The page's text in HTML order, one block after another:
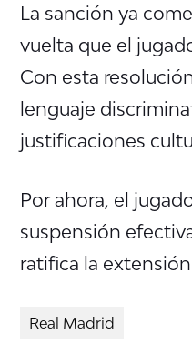
La sanción ya
vuelta que el
Con esta
lenguaje
justificaciones
Por ahora, el
suspensión
ratifica la
Real Madrid